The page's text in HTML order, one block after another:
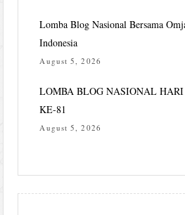
Lomba Blog Nasional Bersama
Indonesia
August 5, 2026
LOMBA BLOG NASIONAL
KE-81
August 5, 2026